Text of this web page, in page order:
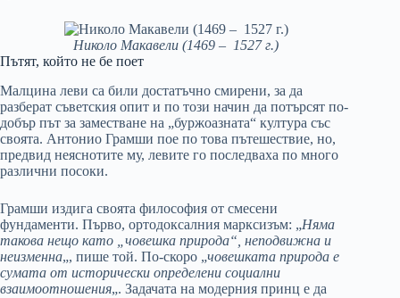
Николо Макавели (1469 – 1527 г.)
Пътят, който не бе поет
Малцина леви са били достатъчно смирени, за да
разберат съветския опит и по този начин да потърсят по-
добър път за заместване на „буржоазната“ култура със
своята. Антонио Грамши пое по това пътешествие, но,
предвид неяснотите му, левите го последваха по много
различни посоки.
Грамши издига своята философия от смесени
фундаменти. Първо, ортодоксалния марксизъм: „Няма
такова нещо като „човешка природа“, неподвижна и
неизменна„, пише той. По-скоро „човешката природа е
сумата от исторически определени социални
взаимоотношения„. Задачата на модерния принц е да